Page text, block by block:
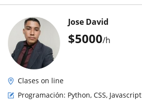
$5000/h
Jose David
Clases on line
Programación: Python, CSS, Javascript